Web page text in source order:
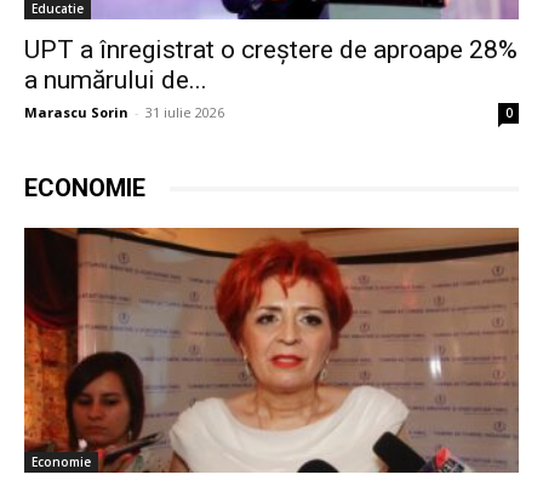
Educatie
UPT a înregistrat o creștere de aproape 28%
a numărului de...
Marascu Sorin - 31 iulie 2026 0
ECONOMIE
Economie